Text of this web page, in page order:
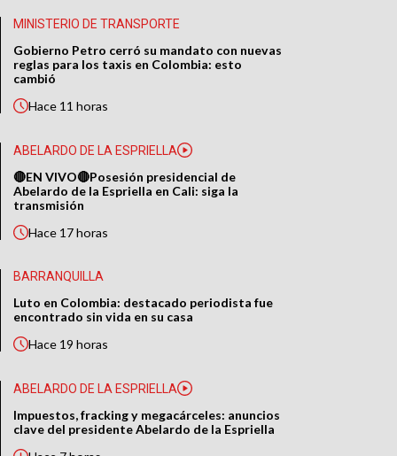
MINISTERIO DE TRANSPORTE
Gobierno Petro cerró su mandato con nuevas
reglas para los taxis en Colombia: esto
cambió
Hace 11 horas
ABELARDO DE LA ESPRIELLA
🔴EN VIVO🔴Posesión presidencial de
Abelardo de la Espriella en Cali: siga la
transmisión
Hace 17 horas
BARRANQUILLA
Luto en Colombia: destacado periodista fue
encontrado sin vida en su casa
Hace 19 horas
ABELARDO DE LA ESPRIELLA
Impuestos, fracking y megacárceles: anuncios
clave del presidente Abelardo de la Espriella